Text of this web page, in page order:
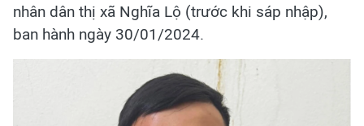
nhân dân thị xã Nghĩa Lộ (trước khi sáp nhập),
ban hành ngày 30/01/2024.